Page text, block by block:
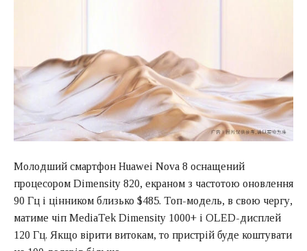
Молодший смартфон Huawei Nova 8 оснащений
процесором Dimensity 820, екраном з частотою оновлення
90 Гц і цінником близько $485. Топ-модель, в свою чергу,
матиме чіп MediaTek Dimensity 1000+ і OLED-дисплей
120 Гц. Якщо вірити витокам, то пристрій буде коштувати